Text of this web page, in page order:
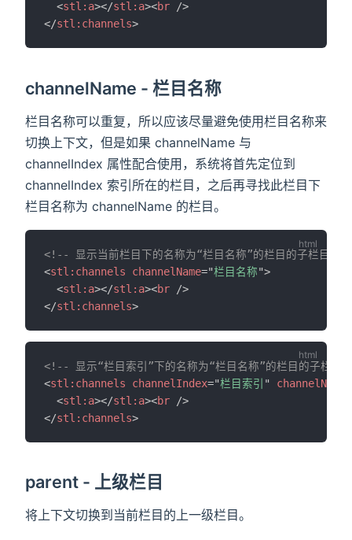
<stl: a></stl: a><br />
</stl: channels>
channelName - 栏目名称
栏目名称可以重复，所以应该尽量避免使用栏目名称来
切换上下文，但是如果 channelName 与
channelIndex 属性配合使用，系统将首先定位到
channelIndex 索引所在的栏目，之后再寻找此栏目下
栏目名称为 channelName 的栏目。
<!-- 显示当前栏目下的名称为“栏目名称”的栏目的子栏目列
<stl: channels channelName="栏目名称">
<stl: a></stl: a><br
/>
</stl: channels>
<!-- 显示“栏目索引”下的名称为“栏目名称”的栏目的子栏目
<stl: channels channelIndex="栏目索引 " channelName
<stl: a></stl: a><br
/>
</stl: channels>
parent - 上级栏目
将上下文切换到当前栏目的上一级栏目。